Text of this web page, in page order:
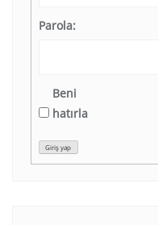
Parola:
Beni
hatırla
Giriş yap